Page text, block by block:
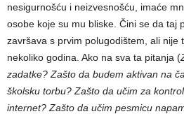
nesigurnošću i neizvesnošću, imaće
osobe koje su mu bliske. Čini se da taj
završava s prvim polugodištem, ali nije
nekoliko godina. Ako na sva ta pitanja (
zadatke? Zašto da budem aktivan na
školsku torbu? Zašto da učim za
internet? Zašto da učim pesmicu